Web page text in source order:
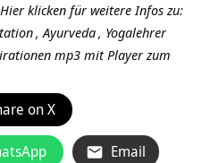
Hier klicken für weitere Infos zu:
,Ayurveda, Yogalehrer
mp3 mit Player zum
on X
Email